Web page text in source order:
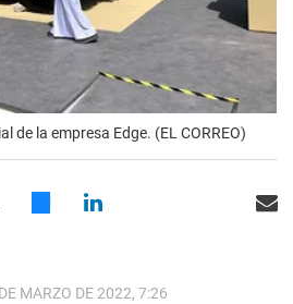
de la empresa Edge. (EL CORREO)
MARZO DE 2022, 7:26